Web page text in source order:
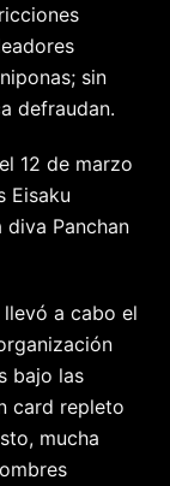
sin
defraudan.
12 de marzo
Eisaku
diva Panchan
a cabo el
bajo las
card repleto
mucha